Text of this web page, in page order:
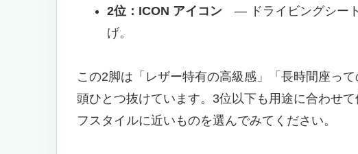
2位：ICON アイコン― ドライビングシート
げ。
この2脚は「レザー特有の高級感」「長時間座っ
頭ひとつ抜けています。3位以下も用途に合わせ
フスタイルに近いものを選んでみてください。